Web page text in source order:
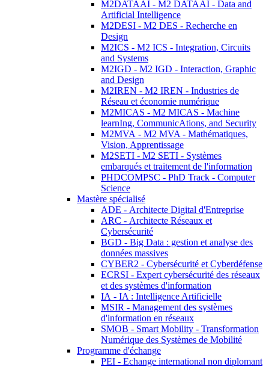
M2DATAAI - M2 DATAAI - Data and
Artificial Intelligence
M2DESI - M2 DES - Recherche en
Design
M2ICS - M2 ICS - Integration, Circuits
and Systems
M2IGD - M2 IGD - Interaction, Graphic
and Design
M2IREN - M2 IREN - Industries de
Réseau et économie numérique
M2MICAS - M2 MICAS - Machine
learnIng, CommunicAtions, and Security
M2MVA - M2 MVA - Mathématiques,
Vision, Apprentissage
M2SETI - M2 SETI - Systèmes
embarqués et traitement de l'information
PHDCOMPSC - PhD Track - Computer
Science
Mastère spécialisé
ADE - Architecte Digital d'Entreprise
ARC - Architecte Réseaux et
Cybersécurité
BGD - Big Data : gestion et analyse des
données massives
CYBER2 - Cybersécurité et Cyberdéfense
ECRSI - Expert cybersécurité des réseaux
et des systèmes d'information
IA - IA : Intelligence Artificielle
MSIR - Management des systèmes
d'information en réseaux
SMOB - Smart Mobility - Transformation
Numérique des Systèmes de Mobilité
Programme d'échange
PEI - Echange international non diplomant